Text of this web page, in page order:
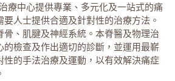
療中心提供專業、多元化及一站式的痛
人士提供合適及針對性的治療方法。
、肌腱及神經系統。本脊醫及物理治
的檢查及作出適切的診斷，並運用最嶄
性的手法治療及運動，以有效解決痛症